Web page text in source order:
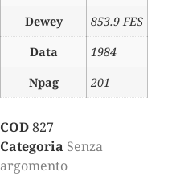
Dewey
853.9 FES
Data
1984
Npag
201
COD827
Categoria Senza
argomento